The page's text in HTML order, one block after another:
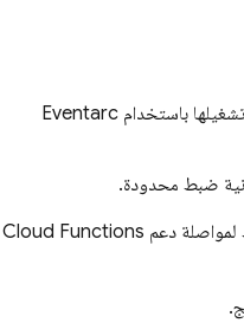
باستخدامEventarc
ضبط محدودة.
لمواصلة دعم Cloud Functions